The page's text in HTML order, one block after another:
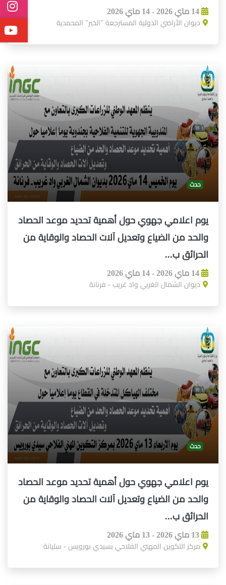
14 ماي 2026 - 14 ماي 2026
ديوان الأراضي الدولية المسترجعة "الخير" المحمدية
حدث
يوم اعلامي جهوي حول أهمية تحديد موعد الحصاد
والحد من الضياع وتعديل آلات الحصاد والوقاية من
الحرائق ب...
14 ماي 2026 - 14 ماي 2026
ديوان الشمال الغربي واد غريب - فرنانة
حدث
يوم اعلامي جهوي حول أهمية تحديد موعد الحصاد
والحد من الضياع وتعديل آلات الحصاد والوقاية من
الحرائق ب...
13 ماي 2026 - 13 ماي 2026
مركز التكوين المهني الفلاحي بسيدي بورويس - سليانة